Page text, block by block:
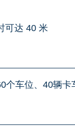
可达 40 米
个车位、40辆卡